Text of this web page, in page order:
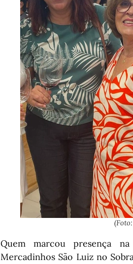
Quem marcou presença
Mercadinhos São Luiz no